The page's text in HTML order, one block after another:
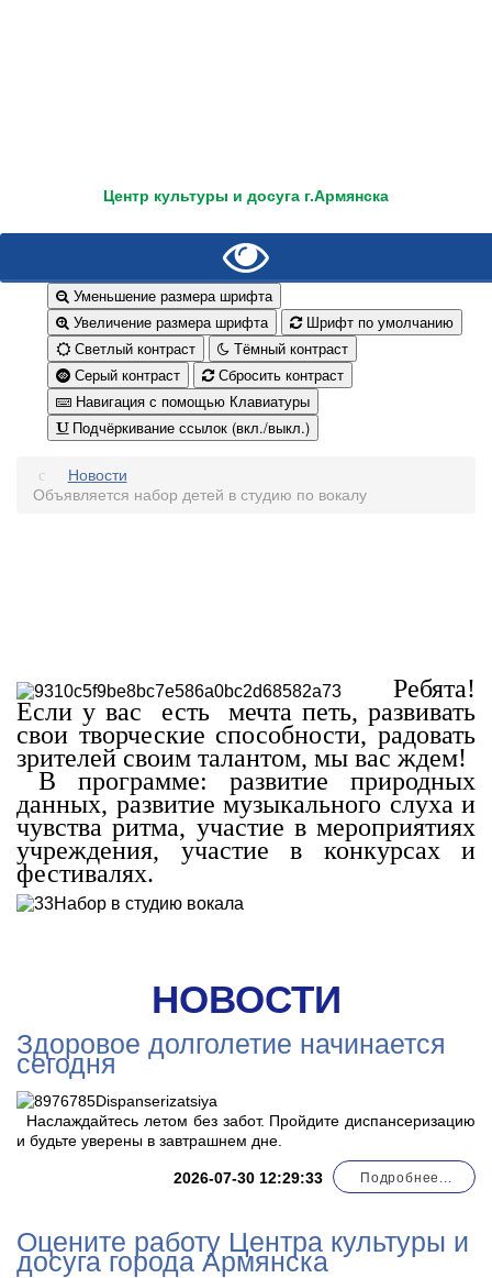
Уменьшение размера шрифта
Увеличение размера шрифта
Шрифт по умолчанию
Светлый контраст
Тёмный контраст
Серый контраст
Сбросить контраст
Навигация с помощью Клавиатуры
Подчёркивание ссылок (вкл./выкл.)
Новости
Объявляется набор детей в студию по вокалу
Ребята!
Если у вас есть мечта петь, развивать
свои творческие способности, радовать
зрителей своим талантом, мы вас ждем!
В программе: развитие природных
данных, развитие музыкального слуха и
чувства ритма, участие в мероприятиях
учреждения, участие в конкурсах и
фестивалях.
НОВОСТИ
Здоровое долголетие начинается
сегодня
2026-07-30 12:29:33
Наслаждайтесь летом без забот. Пройдите диспансеризацию
и будьте уверены в завтрашнем дне.
Подробнее...
Оцените работу Центра культуры и
досуга города Армянска
Центр культуры и досуга г.Армянска